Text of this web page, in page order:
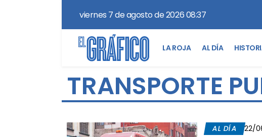
viernes 7 de agosto de 2026 08:37
LA ROJA AL DÍA
TRANSPORTE
AL DÍA 22/